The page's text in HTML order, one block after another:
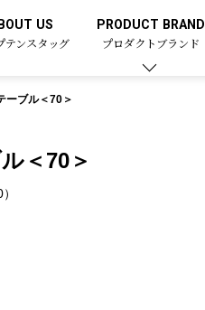
US
テンスタッグ
PRODUCT BRAND
プロダクトブランド
ーブル＜70＞
＜70＞